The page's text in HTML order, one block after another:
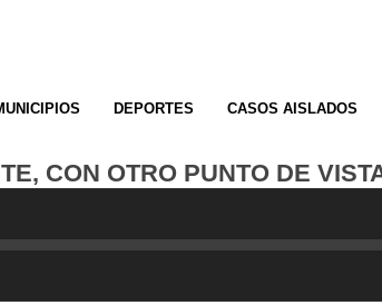
DEPORTES CASOS AISLADOS
CON OTRO PUNTO DE